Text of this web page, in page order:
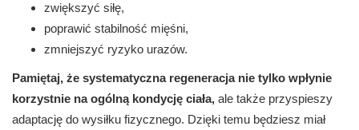
zwiększyć siłę,
poprawić stabilność mięśni,
zmniejszyć ryzyko urazów.
Pamiętaj, że systematyczna regeneracja nie tylko wpłynie
korzystnie na ogólną kondycję ciała, ale także przyspieszy
adaptację do wysiłku fizycznego. Dzięki temu będziesz miał